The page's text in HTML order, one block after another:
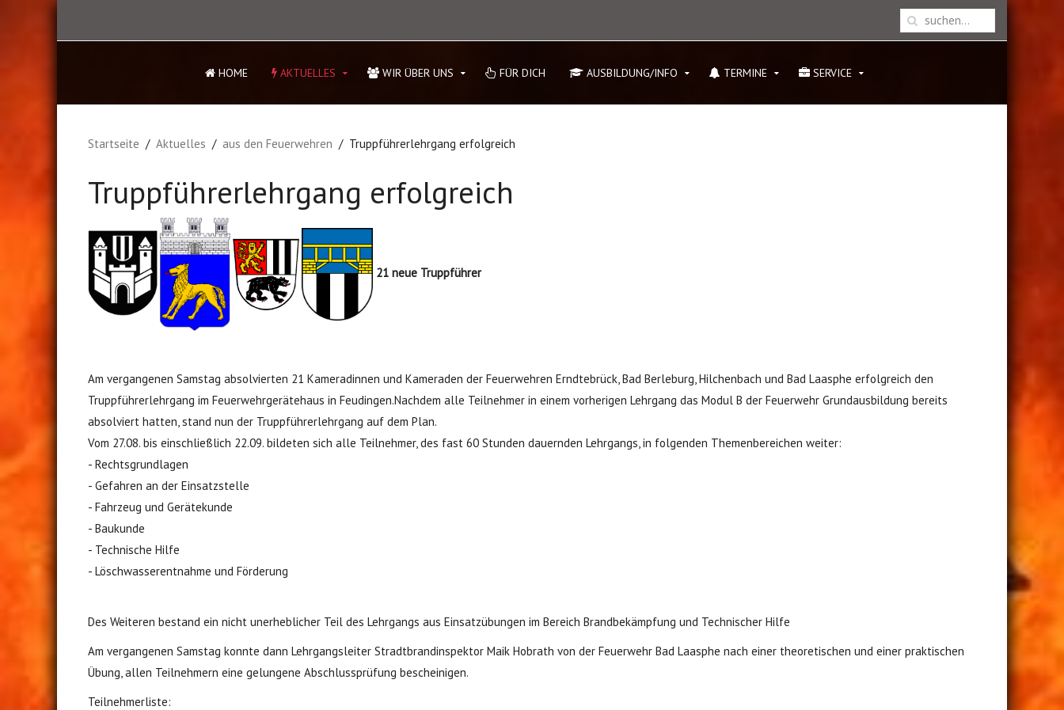
HOME AKTUELLES WIR ÜBER UNS FÜR DICH AUSBILDUNG/INFO TERMINE SERVICE
Startseite Aktuelles aus den Feuerwehren Truppführerlehrgang erfolgreich
Truppführerlehrgang erfolgreich
21 neue Truppführer
Am vergangenen Samstag absolvierten 21 Kameradinnen und Kameraden der Feuerwehren Erndtebrück, Bad Berleburg, Hilchenbach und Bad Laasphe erfolgreich den
Truppführerlehrgang im Feuerwehrgerätehaus in Feudingen.Nachdem alle Teilnehmer in einem vorherigen Lehrgang das Modul B der Feuerwehr Grundausbildung bereits
absolviert hatten, stand nun der Truppführerlehrgang auf dem Plan.
Vom 27.08. bis einschließlich 22.09. bildeten sich alle Teilnehmer, des fast 60 Stunden dauernden Lehrgangs, in folgenden Themenbereichen weiter:
- Rechtsgrundlagen
- Gefahren an der Einsatzstelle
- Fahrzeug und Gerätekunde
- Baukunde
- Technische Hilfe
- Löschwasserentnahme und Förderung
Des Weiteren bestand ein nicht unerheblicher Teil des Lehrgangs aus Einsatzübungen im Bereich Brandbekämpfung und Technischer Hilfe
Am vergangenen Samstag konnte dann Lehrgangsleiter Stradtbrandinspektor Maik Hobrath von der Feuerwehr Bad Laasphe nach einer theoretischen und einer praktischen
Übung, allen Teilnehmern eine gelungene Abschlussprüfung bescheinigen.
Teilnehmerliste: